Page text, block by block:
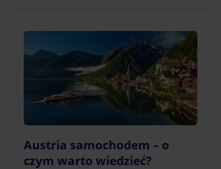
Austria samochodem – o
czym warto wiedzieć?